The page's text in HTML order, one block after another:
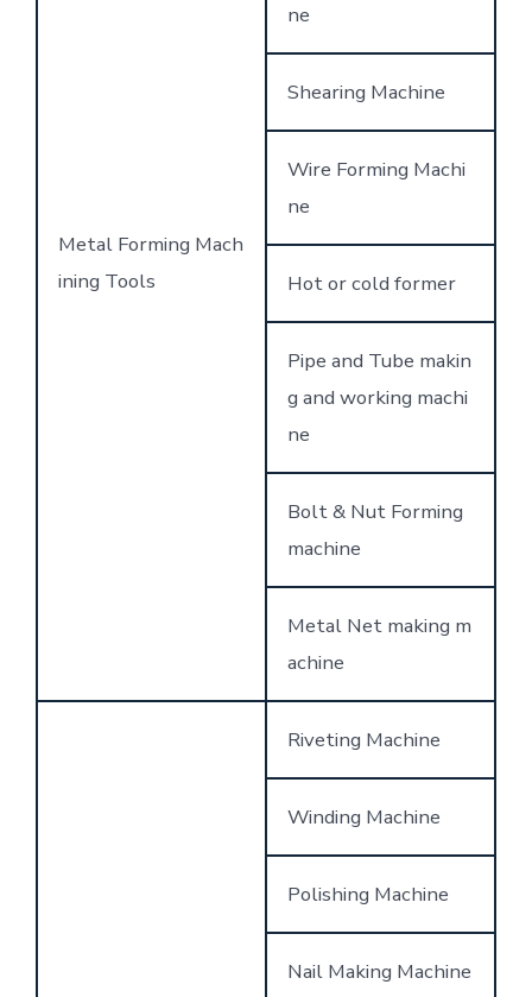
Metal Forming Mach
ining Tools
ne
Shearing Machine
Wire Forming Machi
ne
Hot or cold former
Pipe and Tube makin
g and working machi
ne
Bolt & Nut Forming
machine
Metal Net making m
achine
Riveting Machine
Winding Machine
Polishing Machine
Nail Making Machine